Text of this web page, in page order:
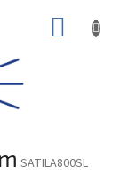
SATILA800SL